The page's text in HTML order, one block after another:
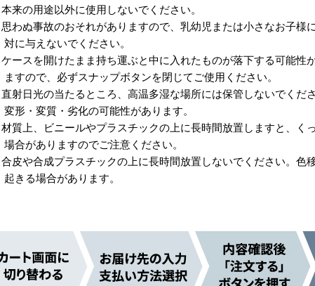
本来の用途以外に使用しないでください。
思わぬ事故のおそれがありますので、乳幼児または小さなお子様
対に与えないでください。
ケースを開けたまま持ち運ぶと中に入れたものが落下する可能性
ますので、必ずスナップボタンを閉じてご使用ください。
直射日光の当たるところ、高温多湿な場所には保管しないでくださ
変形・変質・劣化の可能性があります。
材質上、ビニールやプラスチックの上に長時間放置しますと、く
場合がありますのでご注意ください。
合皮や合成プラスチックの上に長時間放置しないでください。色
起きる場合があります。